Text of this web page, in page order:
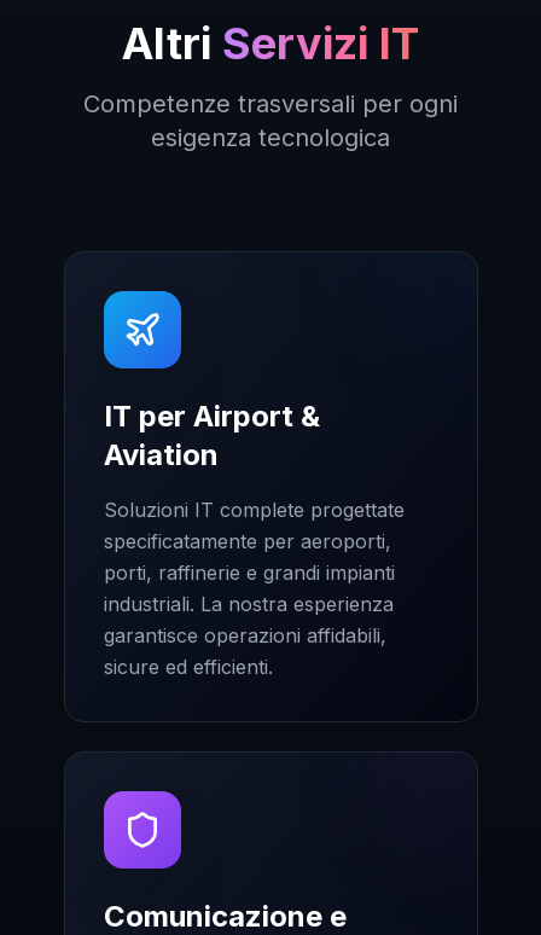
Altri Servizi IT
Competenze trasversali per ogni
esigenza tecnologica
IT per Airport &
Aviation
Soluzioni IT complete progettate
specificatamente per aeroporti,
porti, raffinerie e grandi impianti
industriali. La nostra esperienza
garantisce operazioni affidabili,
sicure ed efficienti.
Comunicazione e